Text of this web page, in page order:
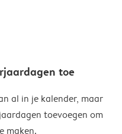
toe
al in je kalender, maar
toevoegen om
maken.